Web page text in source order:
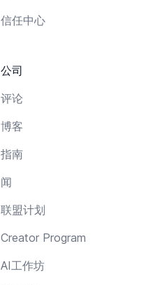
信任中心
公司
评论
博客
指南
闻
联盟计划
Creator Program
AI工作坊